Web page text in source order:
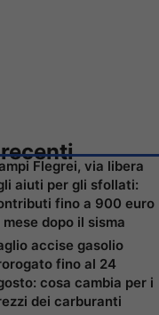
Flegrei, via libera
aiuti per gli sfollati:
fino a 900 euro
mese dopo il sisma
accise gasolio
fino al 24
cosa cambia per i
dei carburanti